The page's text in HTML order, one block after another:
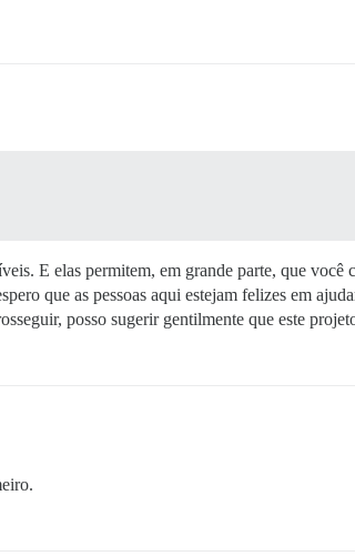
E elas permitem, em grande parte, que
que as pessoas aqui estejam felizes em
posso sugerir gentilmente que este